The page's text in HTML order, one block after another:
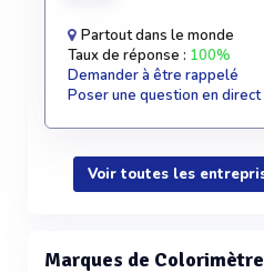
Partout dans le monde
Taux de réponse : 100%
Demander à être rappelé
Poser une question en direct
Voir toutes les
Marques de